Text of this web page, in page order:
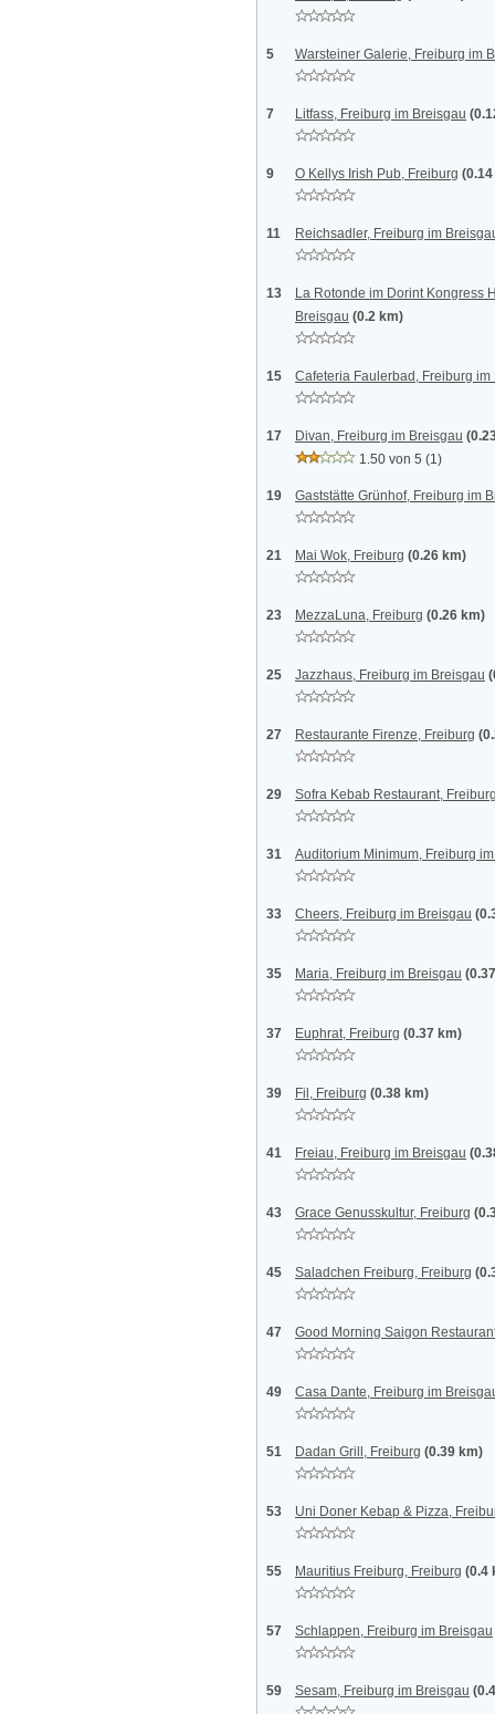
5 Warsteiner Galerie, Freiburg im
7 Litfass, Freiburg im Breisgau
9 O Kellys Irish Pub, Freiburg
11 Reichsadler, Freiburg im
13
La Rotonde im Dorint Kongress
Breisgau (0.2 km)
15 Cafeteria Faulerbad, Freiburg im
17 Divan, Freiburg im Breisgau
1.50 von 5 (1)
19 Gaststätte Grünhof, Freiburg im
21 Mai Wok, Freiburg (0.26 km)
23 MezzaLuna, Freiburg (0.26 km)
25 Jazzhaus, Freiburg im Breisgau
27 Restaurante Firenze, Freiburg
29 Sofra Kebab Restaurant,
31 Auditorium Minimum, Freiburg
33 Cheers, Freiburg im Breisgau
35 Maria, Freiburg im Breisgau
37 Euphrat, Freiburg (0.37 km)
39 Fil, Freiburg (0.38 km)
41 Freiau, Freiburg im Breisgau
43 Grace Genusskultur, Freiburg
45 Saladchen Freiburg, Freiburg
47 Good Morning Saigon
49 Casa Dante, Freiburg im
51 Dadan Grill, Freiburg (0.39 km)
53 Uni Doner Kebap & Pizza,
55 Mauritius Freiburg, Freiburg (0.4
57 Schlappen, Freiburg im Breisgau
59 Sesam, Freiburg im Breisgau